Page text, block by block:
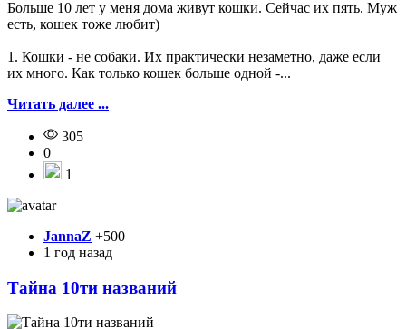
Больше 10 лет у меня дома живут кошки. Сейчас их пять. Муж
есть, кошек тоже любит)
1. Кошки - не собаки. Их практически незаметно, даже если
их много. Как только кошек больше одной -...
Читать далее ...
305
0
1
JannaZ +500
1 год назад
Тайна 10ти названий